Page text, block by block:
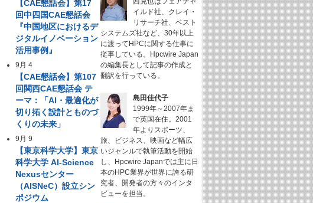
【CAE懇話会】第17
回中四国CAE懇話会
『中国地区におけるデ
ジタルイノベーション
活用事例』
9月 4
【CAE懇話会】第107
回関西CAE懇話会 テ
ーマ：「AI・最適化が
切り拓く設計とものづ
くりの未来」
9月 9
【東京科学大学】東京
科学大学 AI-Science
Nexusセンター
（AISNeC）設立シン
ポジウム
イルド社、クレイ・
リサーチ社、ベスト
システムズ社など、30年以上
に渡ってHPCに関する仕事に
従事している。Hpcwire Japan
の編集長として記事の作成と
翻訳を行っている。
島田佳代子
1999年～2007年ま
で英国在住。2001
年よりスポーツ、
旅、ビジネス、映画など幅広
いジャンルで執筆活動を開始
し、Hpcwire Japanでは主に日
本のHPC業界が世界に誇る研
究者、開発者の方々のインタ
ビューを担当。